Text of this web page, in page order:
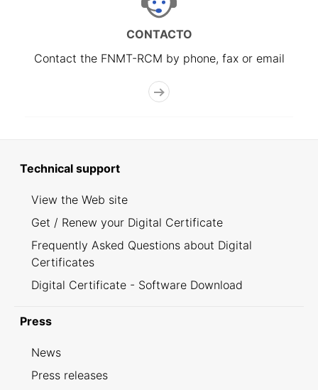
CONTACTO
Contact the FNMT-RCM by phone, fax or email
Technical support
View the Web site
Get / Renew your Digital Certificate
Frequently Asked Questions about Digital
Certificates
Digital Certificate - Software Download
Press
News
Press releases